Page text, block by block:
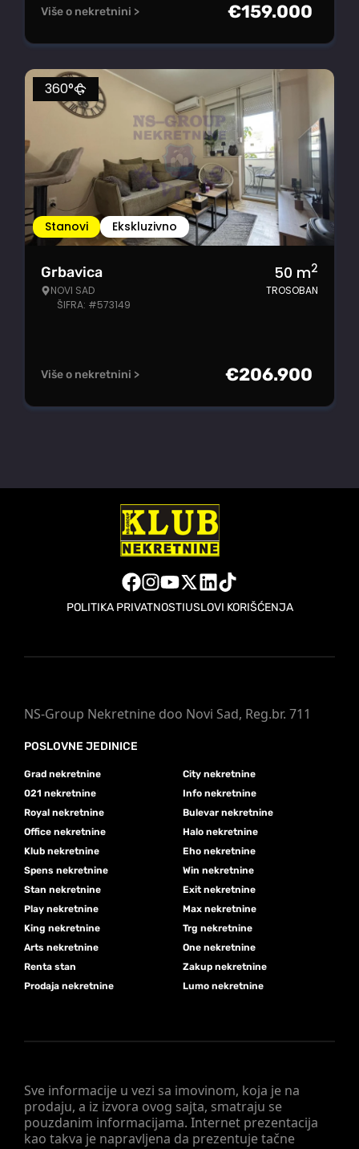
Više o nekretnini > €159.000
Stanovi Ekskluzivno
360°
Grbavica
NOVI SAD
ŠIFRA: #573149
50 m2
TROSOBAN
Više o nekretnini > €206.900
POLITIKA PRIVATNOSTIUSLOVI KORIŠĆENJA
Sve informacije u vezi sa imovinom, koja je na
prodaju, a iz izvora ovog sajta, smatraju se
pouzdanim informacijama. Internet prezentacija
kao takva je napravljena da prezentuje tačne
NS-Group Nekretnine doo Novi Sad, Reg.br. 711
POSLOVNE JEDINICE
Grad nekretnine
City nekretnine
021 nekretnine
Info nekretnine
Royal nekretnine
Bulevar nekretnine
Office nekretnine
Halo nekretnine
Klub nekretnine
Eho nekretnine
Spens nekretnine
Win nekretnine
Stan nekretnine
Exit nekretnine
Play nekretnine
Max nekretnine
King nekretnine
Trg nekretnine
Arts nekretnine
One nekretnine
Renta stan
Zakup nekretnine
Prodaja nekretnine
Lumo nekretnine